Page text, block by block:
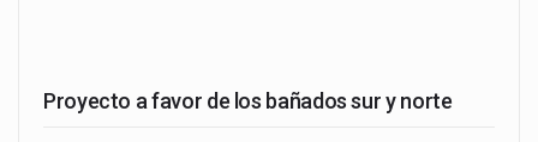
Proyecto a favor de los bañados sur y norte